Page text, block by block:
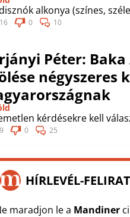
alkonya (színes,
16 0 10
Péter:
négyszeres
kérdésekre kell
9 0 25
HÍRLEVÉL-
maradjon le a Mandiner